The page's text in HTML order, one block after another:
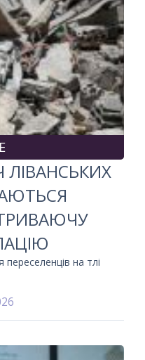
на тлі